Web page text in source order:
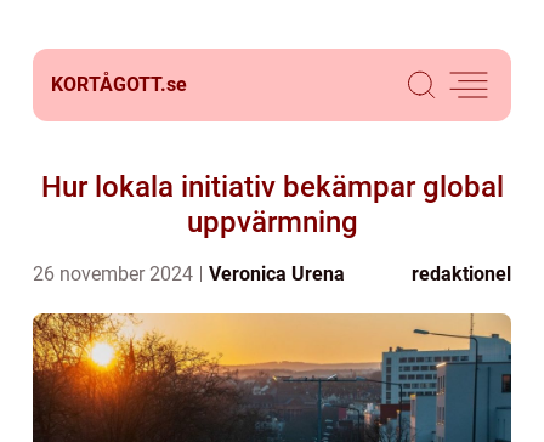
KORTÅGOTT.se
Hur lokala initiativ bekämpar global
uppvärmning
26 november 2024 Veronica Urena redaktionel